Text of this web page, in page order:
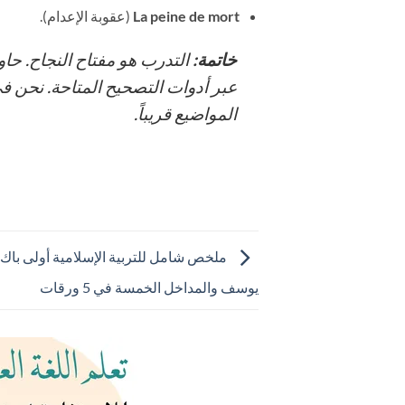
La peine de mort (عقوبة الإعدام).
خاتمة:التدرب هو مفتاح النجاح.
عبر أدوات التصحيح المتاحة. نحن
المواضيع قريباً.
يوسف والمداخل الخمسة في 5 ورقات